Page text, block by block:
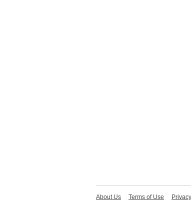
About Us Terms of Use